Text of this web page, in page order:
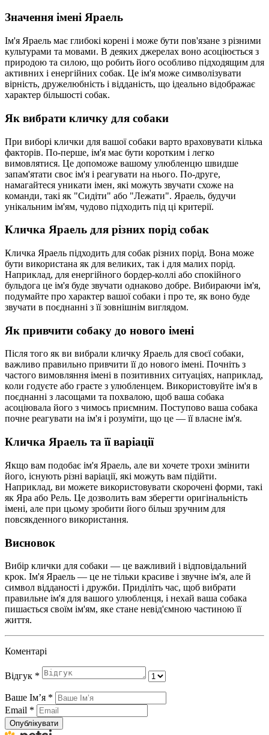
Значення імені Яраель
Ім'я Яраель має глибокі корені і може бути пов'язане з різними
культурами та мовами. В деяких джерелах воно асоціюється з
природою та силою, що робить його особливо підходящим для
активних і енергійних собак. Це ім'я може символізувати
вірність, дружелюбність і відданість, що ідеально відображає
характер більшості собак.
Як вибрати кличку для собаки
При виборі клички для вашої собаки варто враховувати кілька
факторів. По-перше, ім'я має бути коротким і легко
вимовлятися. Це допоможе вашому улюбленцю швидше
запам'ятати своє ім'я і реагувати на нього. По-друге,
намагайтеся уникати імен, які можуть звучати схоже на
команди, такі як "Сидіти" або "Лежати". Яраель, будучи
унікальним ім'ям, чудово підходить під ці критерії.
Кличка Яраель для різних порід собак
Кличка Яраель підходить для собак різних порід. Вона може
бути використана як для великих, так і для малих порід.
Наприклад, для енергійного бордер-коллі або спокійного
бульдога це ім'я буде звучати однаково добре. Вибираючи ім'я,
подумайте про характер вашої собаки і про те, як воно буде
звучати в поєднанні з її зовнішнім виглядом.
Як привчити собаку до нового імені
Після того як ви вибрали кличку Яраель для своєї собаки,
важливо правильно привчити її до нового імені. Почніть з
частого вимовляння імені в позитивних ситуаціях, наприклад,
коли годуєте або граєте з улюбленцем. Використовуйте ім'я в
поєднанні з ласощами та похвалою, щоб ваша собака
асоціювала його з чимось приємним. Поступово ваша собака
почне реагувати на ім'я і розуміти, що це — її власне ім'я.
Кличка Яраель та її варіації
Якщо вам подобає ім'я Яраель, але ви хочете трохи змінити
його, існують різні варіації, які можуть вам підійти.
Наприклад, ви можете використовувати скорочені форми, такі
як Яра або Рель. Це дозволить вам зберегти оригінальність
імені, але при цьому зробити його більш зручним для
повсякденного використання.
Висновок
Вибір клички для собаки — це важливий і відповідальний
крок. Ім'я Яраель — це не тільки красиве і звучне ім'я, але й
символ відданості і дружби. Приділіть час, щоб вибрати
правильне ім'я для вашого улюбленця, і нехай ваша собака
пишається своїм ім'ям, яке стане невід'ємною частиною її
життя.
Коментарі
Відгук *
Ваше Імʼя *
Email *
Опублікувати